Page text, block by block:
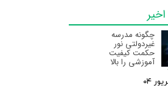
داده می شود، کلاس مورد نظر را
اخیر
چگونه مدرسه
غیردولتی نور
حکمت کیفیت
آموزشی را بالا